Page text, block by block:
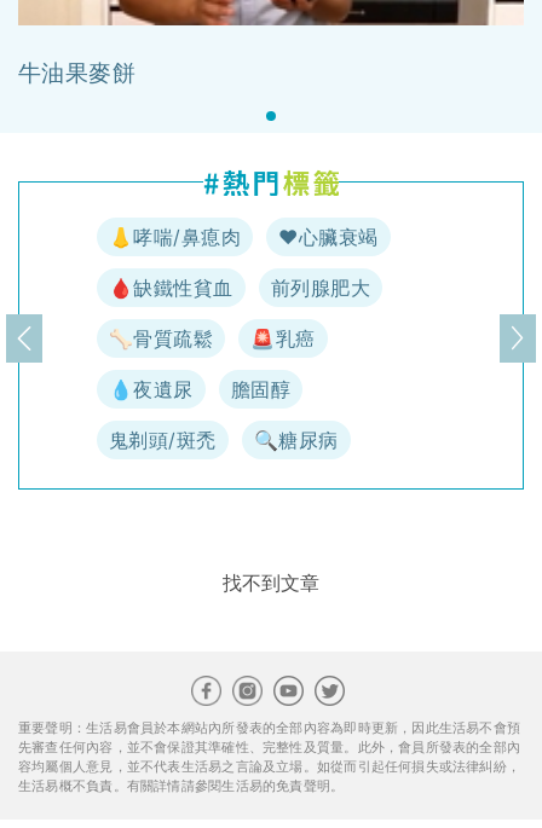
牛油果麥餅
👃哮喘/鼻瘜肉 ♥️心臟衰竭
🩸缺鐵性貧血 前列腺肥大
🦴骨質疏鬆 🚨乳癌
💧夜遺尿 膽固醇
鬼剃頭/斑禿 🔍糖尿病
上一頁 下
找不到文章
重要聲明：生活易會員於本網站內所發表的全部內容為即時更新，因此生活易不會預
先審查任何內容，並不會保證其準確性、完整性及質量。此外，會員所發表的全部內
容均屬個人意見，並不代表生活易之言論及立場。如從而引起任何損失或法律糾紛，
生活易概不負責。有關詳情請參閱生活易的免責聲明。